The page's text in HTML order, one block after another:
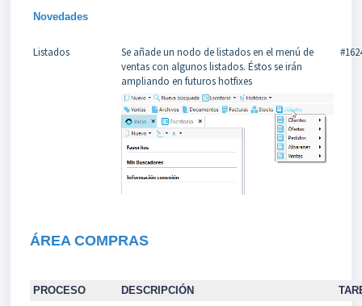
Novedades
Listados
Se añade un nodo de listados en el menú de
ventas con algunos listados. Éstos se irán
ampliando en futuros hotfixes
ÁREA COMPRAS
PROCESO DESCRIPCIÓN